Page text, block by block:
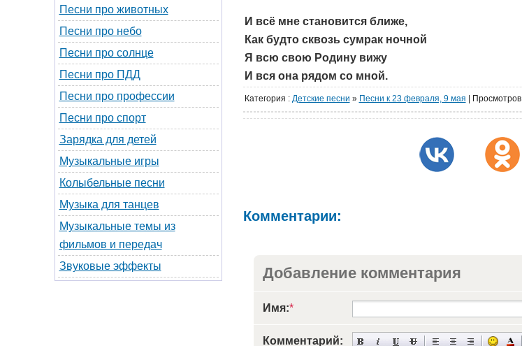
Песни про животных
Песни про небо
Песни про солнце
Песни про ПДД
Песни про профессии
Песни про спорт
Зарядка для детей
Музыкальные игры
Колыбельные песни
Музыка для танцев
Музыкальные темы из
фильмов и передач
Звуковые эффекты
И всё мне становится ближе,
Как будто сквозь сумрак ночной
Я всю свою Родину вижу
И вся она рядом со мной.
Категория : Детские песни » Песни к 23 февраля, 9 мая | Просмотров
Комментарии:
Добавление комментария
Имя:*
Комментарий: